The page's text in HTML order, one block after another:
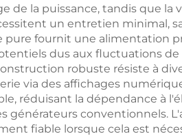
de la puissance, tandis que la
un entretien minimal,
pure fournit une alimentation
dus aux fluctuations de
robuste résiste à
via des affichages
réduisant la dépendance à
générateurs conventionnels.
fiable lorsque cela est